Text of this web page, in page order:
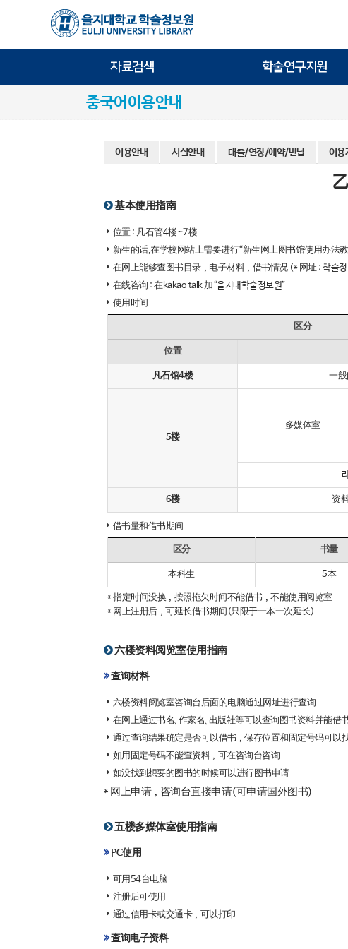
자료검색 학술연구지원
중국어이용안내
이용안내 시설안내 대출/연장/예약/반납 이용
基本使用指南
位置 : 凡石管4楼~7楼
新生的话,在学校网站上需要进行“新生网上图书馆使用办法
在网上能够查图书目录，电子材料，借书情况 (* 网址 : 학술
在线咨询 : 在kakao talk 加“을지대학술정보원”
使用时间
区分
位置
凡石馆4楼 一
5楼
多媒体室
6楼 资
借书量和借书期间
区分 书量
本科生 5本
* 指定时间没换，按照拖欠时间不能借书，不能使用阅览室
* 网上注册后，可延长借书期间(只限于一本一次延长)
六楼资料阅览室使用指南
查询材料
六楼资料阅览室咨询台后面的电脑通过网址进行查询
在网上通过书名、作家名、出版社等可以查询图书资料并能借
通过查询结果确定是否可以借书，保存位置和固定号码可以
如用固定号码不能查资料，可在咨询台咨询
如没找到想要的图书的时候可以进行图书申请
* 网上申请，咨询台直接申请(可申请国外图书)
五楼多媒体室使用指南
PC使用
可用54台电脑
注册后可使用
通过信用卡或交通卡，可以打印
查询电子资料